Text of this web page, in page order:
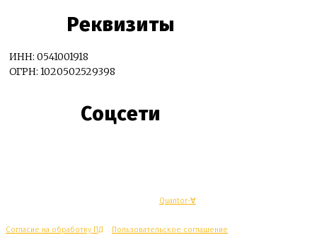
Реквизиты
ИНН: 0541001918
ОГРН: 1020502529398
Соцсети
Quantor-∀
Согласие на обработку ПД Пользовательское соглашение